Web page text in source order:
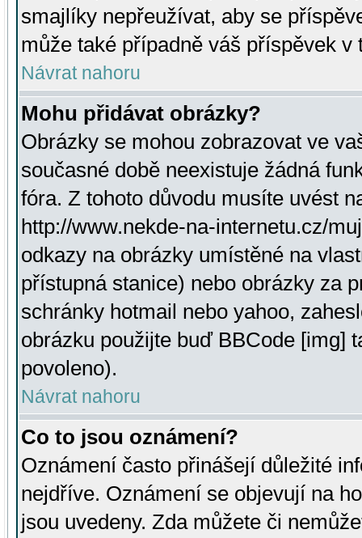
smajlíky nepřeužívat, aby se
může také případně váš příspěvek v
Návrat nahoru
Mohu přidávat obrázky?
Obrázky se mohou zobrazovat ve
současné době neexistuje žádná
fóra. Z tohoto důvodu musíte uvést
http://www.nekde-na-internetu.cz/
odkazy na obrázky umístěné na
přístupná stanice) nebo obrázky za
schránky hotmail nebo yahoo,
obrázku použijte buď BBCode [img]
povoleno).
Návrat nahoru
Co to jsou oznámení?
Oznámení často přinášejí důležité
nejdříve. Oznámení se objevují na
jsou uvedeny. Zda můžete či